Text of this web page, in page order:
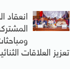
انعقاد
تعزيز العلاقات